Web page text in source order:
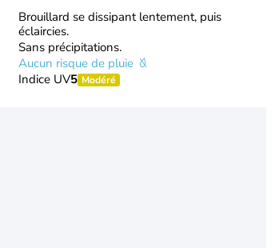
Brouillard se dissipant lentement, puis
éclaircies.
Sans précipitations.
Aucun risque de pluie
Indice UV5 Modéré